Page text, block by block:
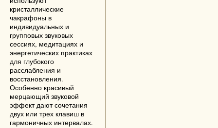
кристаллические
чакрафоны в
индивидуальных и
групповых звуковых
сессиях, медитациях и
энергетических практиках
для глубокого
расслабления и
восстановления.
Особенно красивый
мерцающий звуковой
эффект дают сочетания
двух или трех клавиш в
гармоничных интервалах.